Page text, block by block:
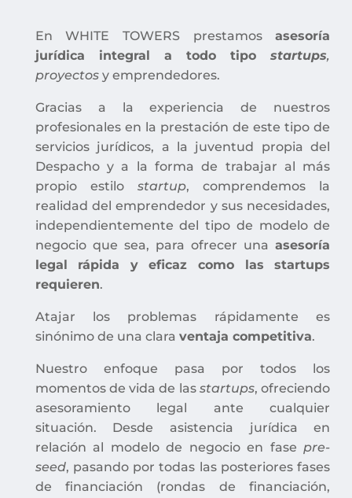
En WHITE TOWERS prestamosasesoría
jurídica integral a todo tipostartups,
proyectos y emprendedores.
Gracias a la experiencia de nuestros
profesionales en la prestación de este tipo de
servicios jurídicos, a la juventud propia del
Despacho y a la forma de trabajar al más
propio estilo startup, comprendemos la
realidad del emprendedor y sus necesidades,
independientemente del tipo de modelo de
negocio que sea, para ofrecer unaasesoría
legal rápida y eficaz como las startups
requieren.
Atajar los problemas rápidamente es
sinónimo de una clara ventaja competitiva.
Nuestro enfoque pasa por todos los
momentos de vida de las startups, ofreciendo
asesoramiento legal ante cualquier
situación. Desde asistencia jurídica en
relación al modelo de negocio en fasepre-
seed, pasando por todas las posteriores fases
de financiación (rondas de financiación,